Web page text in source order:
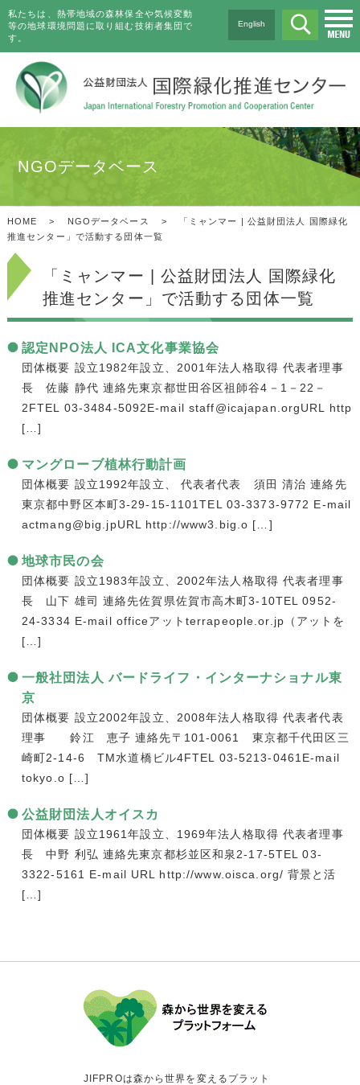
私たちは、熱帯地域の森林保全や気候変動
等の地球環境問題に取り組む技術者集団で
す。
English
NGOデータベース
HOME > NGOデータベース >
「ミャンマー | 公益財団法人 国際緑化
推進センター」で活動する団体一覧
「ミャンマー | 公益財団法人 国際緑化
推進センター」で活動する団体一覧
認定NPO法人 ICA文化事業協会
団体概要 設立1982年設立、2001年法人格取得 代表者理事
長 佐藤 静代 連絡先東京都世田谷区祖師谷4－1－22－
2FTEL 03-3484-5092E-mail staff@icajapan.orgURL http
[…]
マングローブ植林行動計画
団体概要 設立1992年設立、 代表者代表 須田 清治 連絡先
東京都中野区本町3-29-15-1101TEL 03-3373-9772 E-mail
actmang@big.jpURL http://www3.big.o […]
地球市民の会
団体概要 設立1983年設立、2002年法人格取得 代表者理事
長 山下 雄司 連絡先佐賀県佐賀市高木町3-10TEL 0952-
24-3334 E-mail officeアットterrapeople.or.jp（アットを
[…]
一般社団法人 バードライフ・インターナショナル東
京
団体概要 設立2002年設立、2008年法人格取得 代表者代表
理事 鈴江 恵子 連絡先〒101-0061 東京都千代田区三
崎町2-14-6 TM水道橋ビル4FTEL 03-5213-0461E-mail
tokyo.o […]
公益財団法人オイスカ
団体概要 設立1961年設立、1969年法人格取得 代表者理事
長 中野 利弘 連絡先東京都杉並区和泉2-17-5TEL 03-
3322-5161 E-mail URL http://www.oisca.org/ 背景と活
[…]
JIFPROは森から世界を変えるプラット